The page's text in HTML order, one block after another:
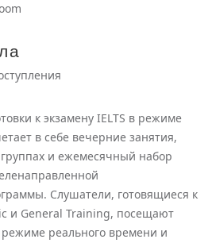
к экзамену IELTS в режиме
в себе вечерние занятия,
и ежемесячный набор
Слушатели, готовящиеся к
и General Training, посещают
реального времени и